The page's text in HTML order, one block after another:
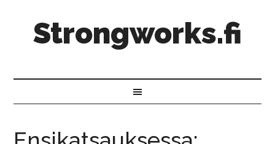
Strongworks.fi